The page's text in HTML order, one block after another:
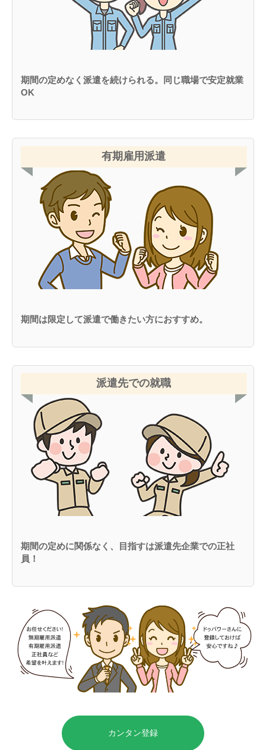
期間の定めなく派遣を続けられる。同じ職場で安定就業
OK
有期雇用派遣
期間は限定して派遣で働きたい方におすすめ。
派遣先での就職
期間の定めに関係なく、目指すは派遣先企業での正社
員！
カンタン登録